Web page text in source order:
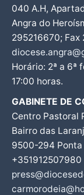
040 A.H,
Angra do
295216670; Fax
Horário: 2ª a 6ª
17:00 horas.
GABINETE DE
Centro Pastoral
Bairro das
9500-294 Ponta
+351912507980